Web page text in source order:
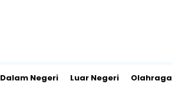
Dalam Negeri Luar Negeri Olahraga